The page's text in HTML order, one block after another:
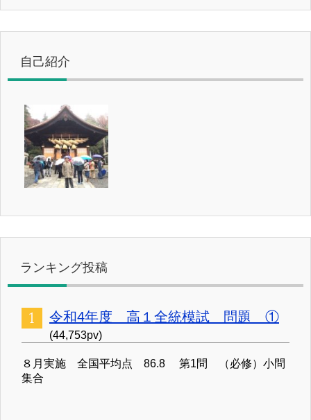
自己紹介
ランキング投稿
令和4年度 高１全統模試 問題 ①
(44,753pv)
８月実施 全国平均点 86.8 第1問 （必修）小問
集合